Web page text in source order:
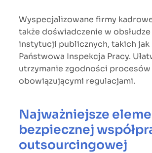
Wyspecjalizowane firmy
także doświadczenie w
instytucji publicznych, takich jak
Państwowa Inspekcja Pracy.
utrzymanie zgodności procesów
obowiązującymi regulacjami.
Najważniejsze
bezpiecznej
outsourcingowej